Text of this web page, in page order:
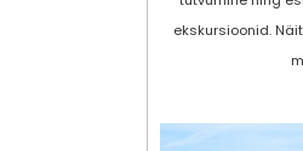
ekskursioonid.